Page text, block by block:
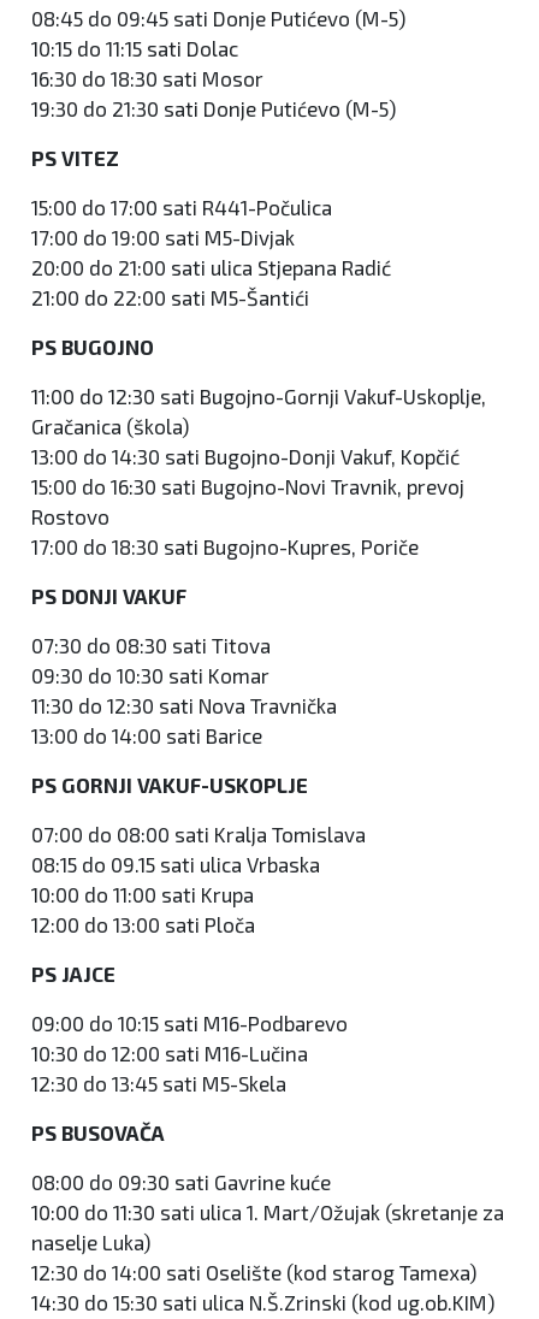
08:45 do 09:45 sati Donje Putićevo (M-5)
10:15 do 11:15 sati Dolac
16:30 do 18:30 sati Mosor
19:30 do 21:30 sati Donje Putićevo (M-5)
PS VITEZ
15:00 do 17:00 sati R441-Počulica
17:00 do 19:00 sati M5-Divjak
20:00 do 21:00 sati ulica Stjepana Radić
21:00 do 22:00 sati M5-Šantići
PS BUGOJNO
11:00 do 12:30 sati Bugojno-Gornji Vakuf-Uskoplje,
Gračanica (škola)
13:00 do 14:30 sati Bugojno-Donji Vakuf, Kopčić
15:00 do 16:30 sati Bugojno-Novi Travnik, prevoj
Rostovo
17:00 do 18:30 sati Bugojno-Kupres, Poriče
PS DONJI VAKUF
07:30 do 08:30 sati Titova
09:30 do 10:30 sati Komar
11:30 do 12:30 sati Nova Travnička
13:00 do 14:00 sati Barice
PS GORNJI VAKUF-USKOPLJE
07:00 do 08:00 sati Kralja Tomislava
08:15 do 09.15 sati ulica Vrbaska
10:00 do 11:00 sati Krupa
12:00 do 13:00 sati Ploča
PS JAJCE
09:00 do 10:15 sati M16-Podbarevo
10:30 do 12:00 sati M16-Lučina
12:30 do 13:45 sati M5-Skela
PS BUSOVAČA
08:00 do 09:30 sati Gavrine kuće
10:00 do 11:30 sati ulica 1. Mart/Ožujak (skretanje za
naselje Luka)
12:30 do 14:00 sati Oselište (kod starog Tamexa)
14:30 do 15:30 sati ulica N.Š.Zrinski (kod ug.ob.KIM)